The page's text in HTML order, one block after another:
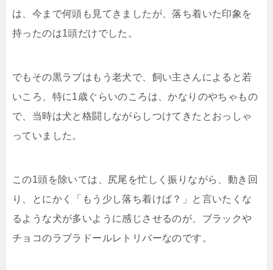
は、今まで何頭も見てきましたが、落ち着いた印象を
持ったのは1頭だけでした。
でもその黒ラブはもう老犬で、飼い主さんによると若
いころ、特に1歳ぐらいのころは、かなりのやちゃもの
で、当時は犬と格闘しながらしつけてきたとおっしゃ
っていました。
この1頭を除いては、尻尾を忙しく振りながら、動き回
り、とにかく「もう少し落ち着けば？」と言いたくな
るような犬が多いように感じさせるのが、ブラックや
チョコのラブラドールレトリバーなのです。